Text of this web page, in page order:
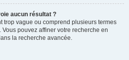
aucun résultat ?
trop vague ou comprend plusieurs termes
pouvez affiner votre recherche en
la recherche avancée.